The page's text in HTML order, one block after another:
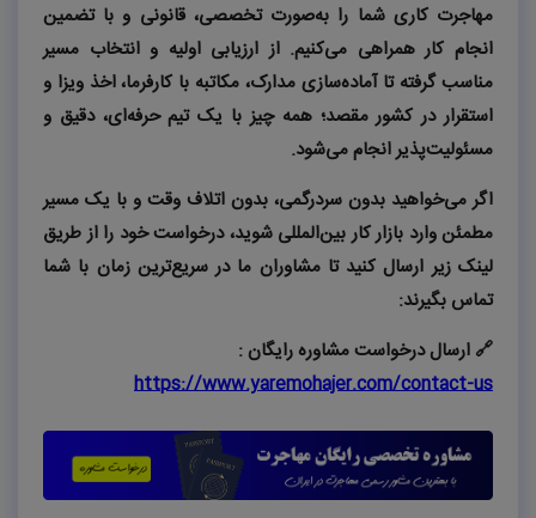
مهاجرت کاری شما را به‌صورت تخصصی، قانونی و با تضمین
انجام کار همراهی می‌کنیم. از ارزیابی اولیه و انتخاب مسیر
مناسب گرفته تا آماده‌سازی مدارک، مکاتبه با کارفرما، اخذ ویزا و
استقرار در کشور مقصد؛ همه چیز با یک تیم حرفه‌ای، دقیق و
مسئولیت‌پذیر انجام می‌شود.
اگر می‌خواهید بدون سردرگمی، بدون اتلاف وقت و با یک مسیر
مطمئن وارد بازار کار بین‌المللی شوید، درخواست خود را از طریق
لینک زیر ارسال کنید تا مشاوران ما در سریع‌ترین زمان با شما
تماس بگیرند:
🔗 ارسال درخواست مشاوره رایگان:
https://www.yaremohajer.com/contact-us